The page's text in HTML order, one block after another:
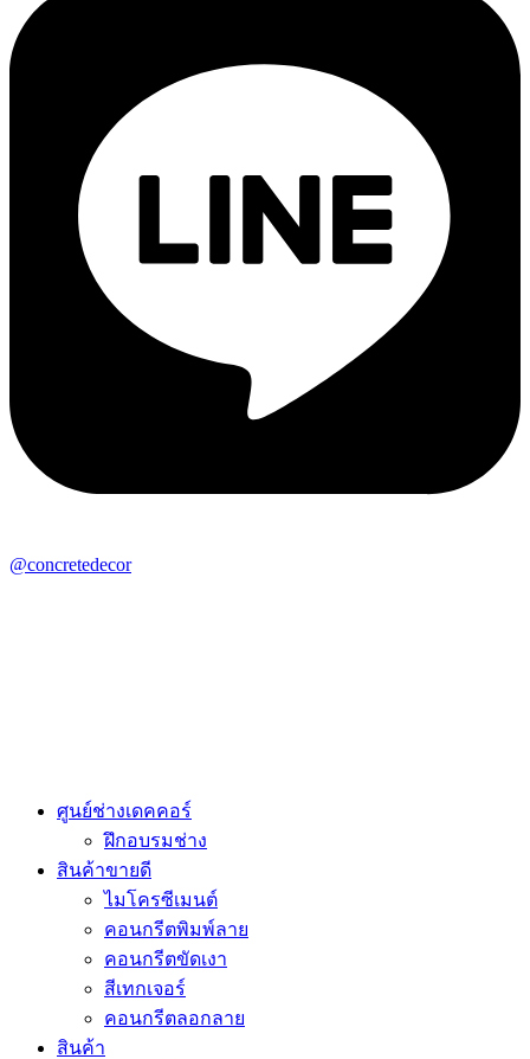
@concretedecor
ศูนย์ช่างเดคคอร์
ฝึกอบรมช่าง
สินค้าขายดี
ไมโครซีเมนต์
คอนกรีตพิมพ์ลาย
คอนกรีตขัดเงา
สีเทกเจอร์
คอนกรีตลอกลาย
สินค้า